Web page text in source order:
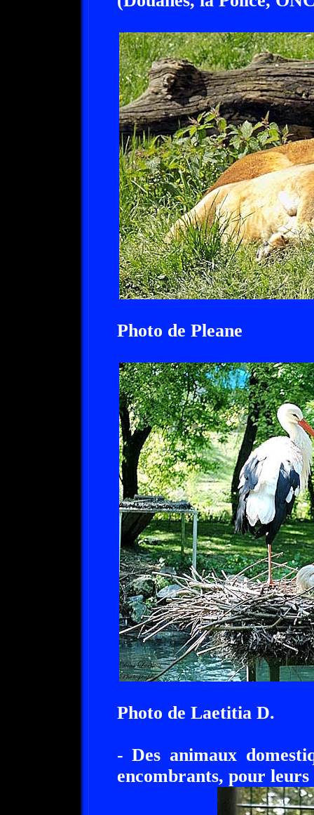
Photo de Pleane
Photo de Laetitia D.
- Des animaux
encombrants, pour